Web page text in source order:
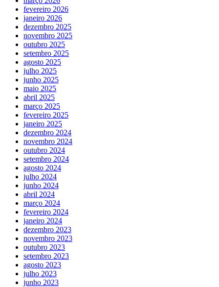
fevereiro 2026
janeiro 2026
dezembro 2025
novembro 2025
outubro 2025
setembro 2025
agosto 2025
julho 2025
junho 2025
maio 2025
abril 2025
março 2025
fevereiro 2025
janeiro 2025
dezembro 2024
novembro 2024
outubro 2024
setembro 2024
agosto 2024
julho 2024
junho 2024
abril 2024
março 2024
fevereiro 2024
janeiro 2024
dezembro 2023
novembro 2023
outubro 2023
setembro 2023
agosto 2023
julho 2023
junho 2023